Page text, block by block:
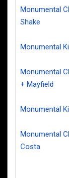
Monumental
Shake
Monumental
Monumental
+ Mayfield
Monumental
Monumental
Costa